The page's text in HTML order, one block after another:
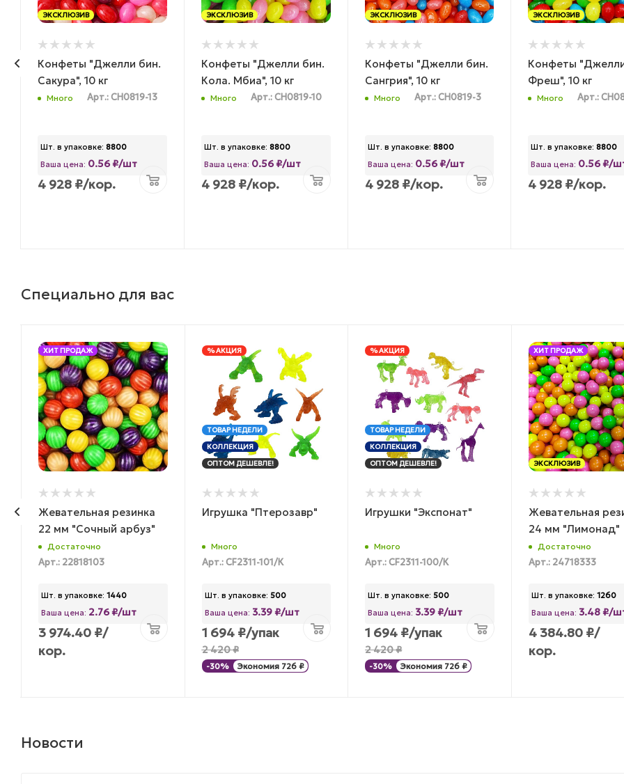
ЭКСКЛЮЗИВ
Конфеты "Джелли бин.
Сакура", 10 кг
Много Арт.: CH0819-13
Шт. в упаковке: 8800
Ваша цена: 0.56 ₽/шт
4 928 ₽/кор.
ЭКСКЛЮЗИВ
Конфеты "Джелли бин.
Кола. Мбиа", 10 кг
Много Арт.: CH0819-10
Шт. в упаковке: 8800
Ваша цена: 0.56 ₽/шт
4 928₽/кор.
ЭКСКЛЮЗИВ
Конфеты "Джелли бин.
Сангрия", 10 кг
Много Арт.: CH0819-3
Шт. в упаковке: 8800
Ваша цена: 0.56 ₽/шт
4 928₽/кор.
ЭКСКЛЮЗИВ
Конфеты
Фреш", 10 кг
Много Арт.:
Шт. в упаковке: 8800
Ваша цена: 0.56 ₽/
4 928 ₽/кор.
Специально для вас
ХИТ ПРОДАЖ
Жевательная резинка
22 мм "Сочный арбуз"
Достаточно
Арт.: 22818103
Шт. в упаковке: 1440
Ваша цена: 2.76 ₽/шт
3 974.40₽/
кор.
% АКЦИЯ
ТОВАР НЕДЕЛИ
КОЛЛЕКЦИЯ
ОПТОМ ДЕШЕВЛЕ!
Игрушка "Птерозавр"
Много
Арт.: CF2311-101/К
Шт. в упаковке: 500
Ваша цена: 3.39 ₽/шт
1 694₽/упак
2 420₽
-30% Экономия 726₽
% АКЦИЯ
ТОВАР НЕДЕЛИ
КОЛЛЕКЦИЯ
ОПТОМ ДЕШЕВЛЕ!
Игрушки "Экспонат"
Много
Арт.: CF2311-100/К
Шт. в упаковке: 500
Ваша цена: 3.39 ₽/шт
1 694 ₽/упак
2 420₽
-30% Экономия 726 ₽
ХИТ ПРОДАЖ
ЭКСКЛЮЗИВ
Жевательная
24 мм "Лимонад"
Достаточно
Арт.: 24718333
Шт. в упаковке: 1260
Ваша цена: 3.48 ₽/
4 384.80 ₽/
кор.
Новости